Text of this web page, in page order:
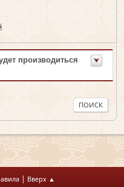
производиться
| Вверх ▲